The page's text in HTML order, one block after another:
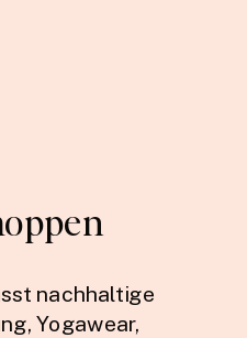
nachhaltige
Yogawear,